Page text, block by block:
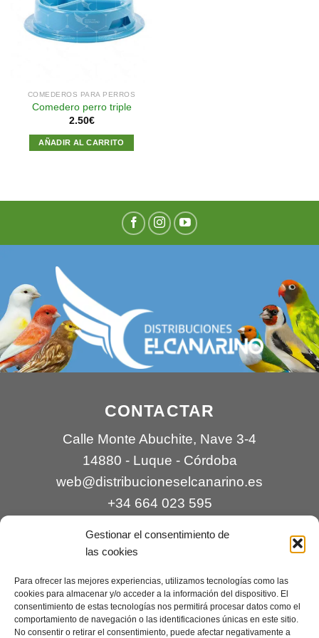
Gestionar el consentimiento de
las cookies
Para ofrecer las mejores experiencias, utilizamos tecnologías como las
cookies para almacenar y/o acceder a la información del dispositivo. El
consentimiento de estas tecnologías nos permitirá procesar datos como el
comportamiento de navegación o las identificaciones únicas en este sitio.
No consentir o retirar el consentimiento, puede afectar negativamente a
Añadir
a la
lista de
deseos
COMEDEROS PARA PERROS
Comedero perro triple
2.50€
AÑADIR AL CARRITO
CONTACTAR
Calle Monte Abuchite, Nave 3-4
14880 - Luque - Córdoba
web@distribucioneselcanarino.es
+34 664 023 595
Contacto|Incidencias|Devoluciones |